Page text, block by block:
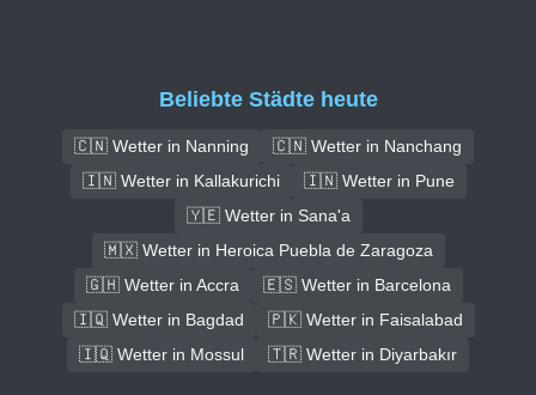
Beliebte Städte heute
🇨🇳 Wetter in Nanning
🇨🇳 Wetter in Nanchang
🇮🇳 Wetter in Kallakurichi
🇮🇳 Wetter in Pune
🇾🇪 Wetter in Sana'a
🇲🇽 Wetter in Heroica Puebla de Zaragoza
🇬🇭 Wetter in Accra
🇪🇸 Wetter in Barcelona
🇮🇶 Wetter in Bagdad
🇵🇰 Wetter in Faisalabad
🇮🇶 Wetter in Mossul
🇹🇷 Wetter in Diyarbakır